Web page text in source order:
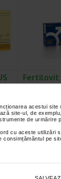
acestui
site-ul, de
de
cu aceste
pe
F
Fertilovit
60
Fertilovit M
pentru
Fertilovit